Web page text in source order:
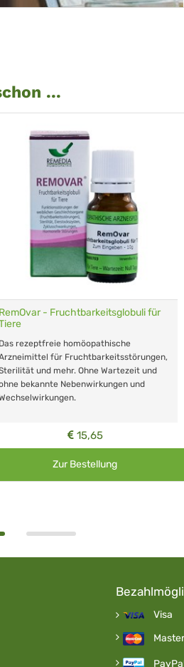
...
RemOvar - Fruchtbarkeitsglobuli für
Das rezeptfreie homöopathische
für Fruchtbarkeitsstörungen,
und mehr. Ohne Wartezeit und
bekannte Nebenwirkungen und
15,65
Zur Bestellung
Visa